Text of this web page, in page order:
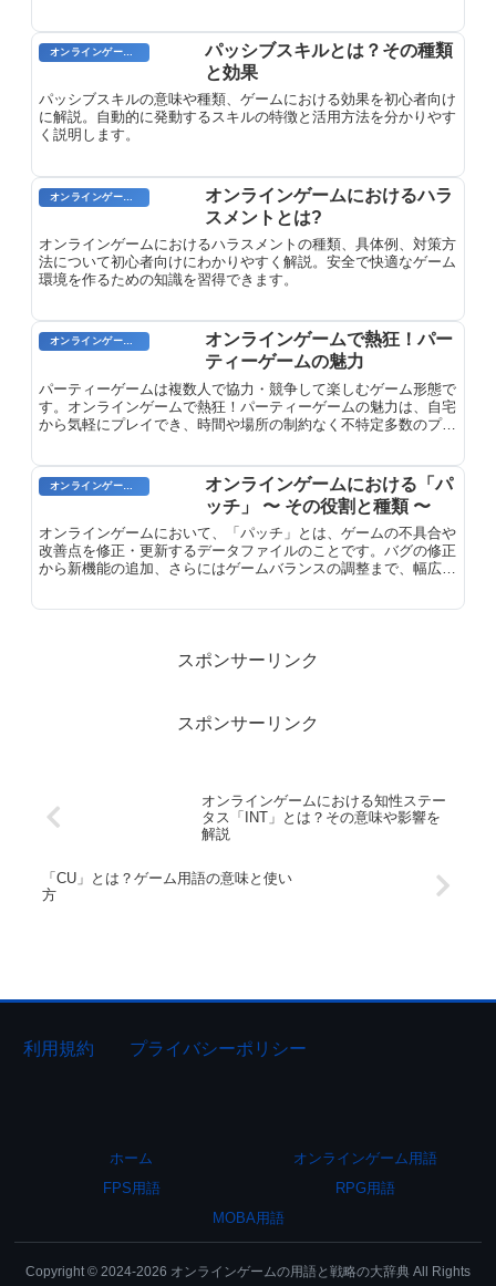
パッシブスキルとは？その種類
と効果
パッシブスキルの意味や種類、ゲームにおける効果を初心者向け
に解説。自動的に発動するスキルの特徴と活用方法を分かりやす
く説明します。
オンラインゲームにおけるハラ
スメントとは?
オンラインゲームにおけるハラスメントの種類、具体例、対策方
法について初心者向けにわかりやすく解説。安全で快適なゲーム
環境を作るための知識を習得できます。
オンラインゲームのプレイに関する用語
オンラインゲームで熱狂！パー
ティーゲームの魅力
パーティーゲームは複数人で協力・競争して楽しむゲーム形態で
す。オンラインゲームで熱狂！パーティーゲームの魅力は、自宅
から気軽にプレイでき、時間や場所の制約なく不特定多数のプレ
オンラインゲームにおける「パ
ッチ」 〜 その役割と種類 〜
オンラインゲームにおいて、「パッチ」とは、ゲームの不具合や
改善点を修正・更新するデータファイルのことです。バグの修正
から新機能の追加、さらにはゲームバランスの調整まで、幅広い
スポンサーリンク
スポンサーリンク
オンラインゲームにおける知性ステー
タス「INT」とは？その意味や影響を
解説
「CU」とは？ゲーム用語の意味と使い
方
利用規約 プライバシーポリシー
ホーム
オンラインゲーム用語
FPS用語
RPG用語
MOBA用語
Copyright © 2024-2026 オンラインゲームの用語と戦略の大辞典 All Rights